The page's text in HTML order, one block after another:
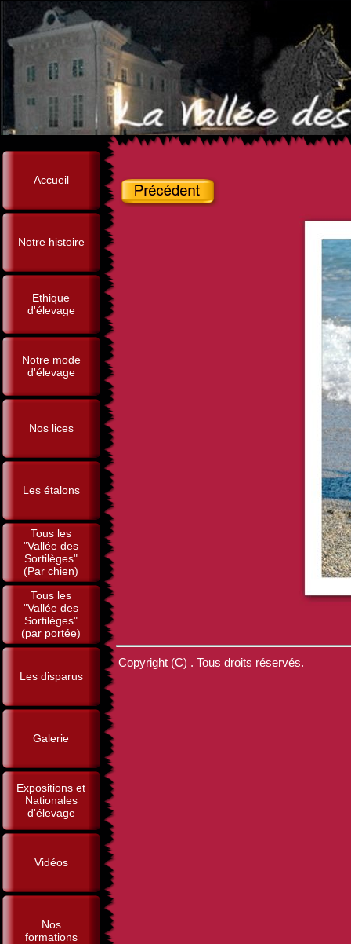
Accueil
Notre histoire
Ethique
d'élevage
Notre mode
d'élevage
Nos lices
Les étalons
Tous les
"Vallée des
Sortilèges"
(Par chien)
Tous les
"Vallée des
Sortilèges"
(par portée)
Les disparus
Galerie
Expositions et
Nationales
d'élevage
Vidéos
Nos
formations
Copyright (C) . Tous droits réservés.